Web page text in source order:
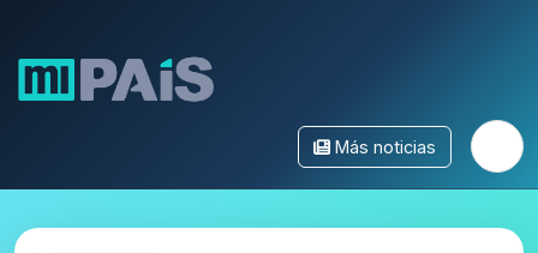
Más noticias